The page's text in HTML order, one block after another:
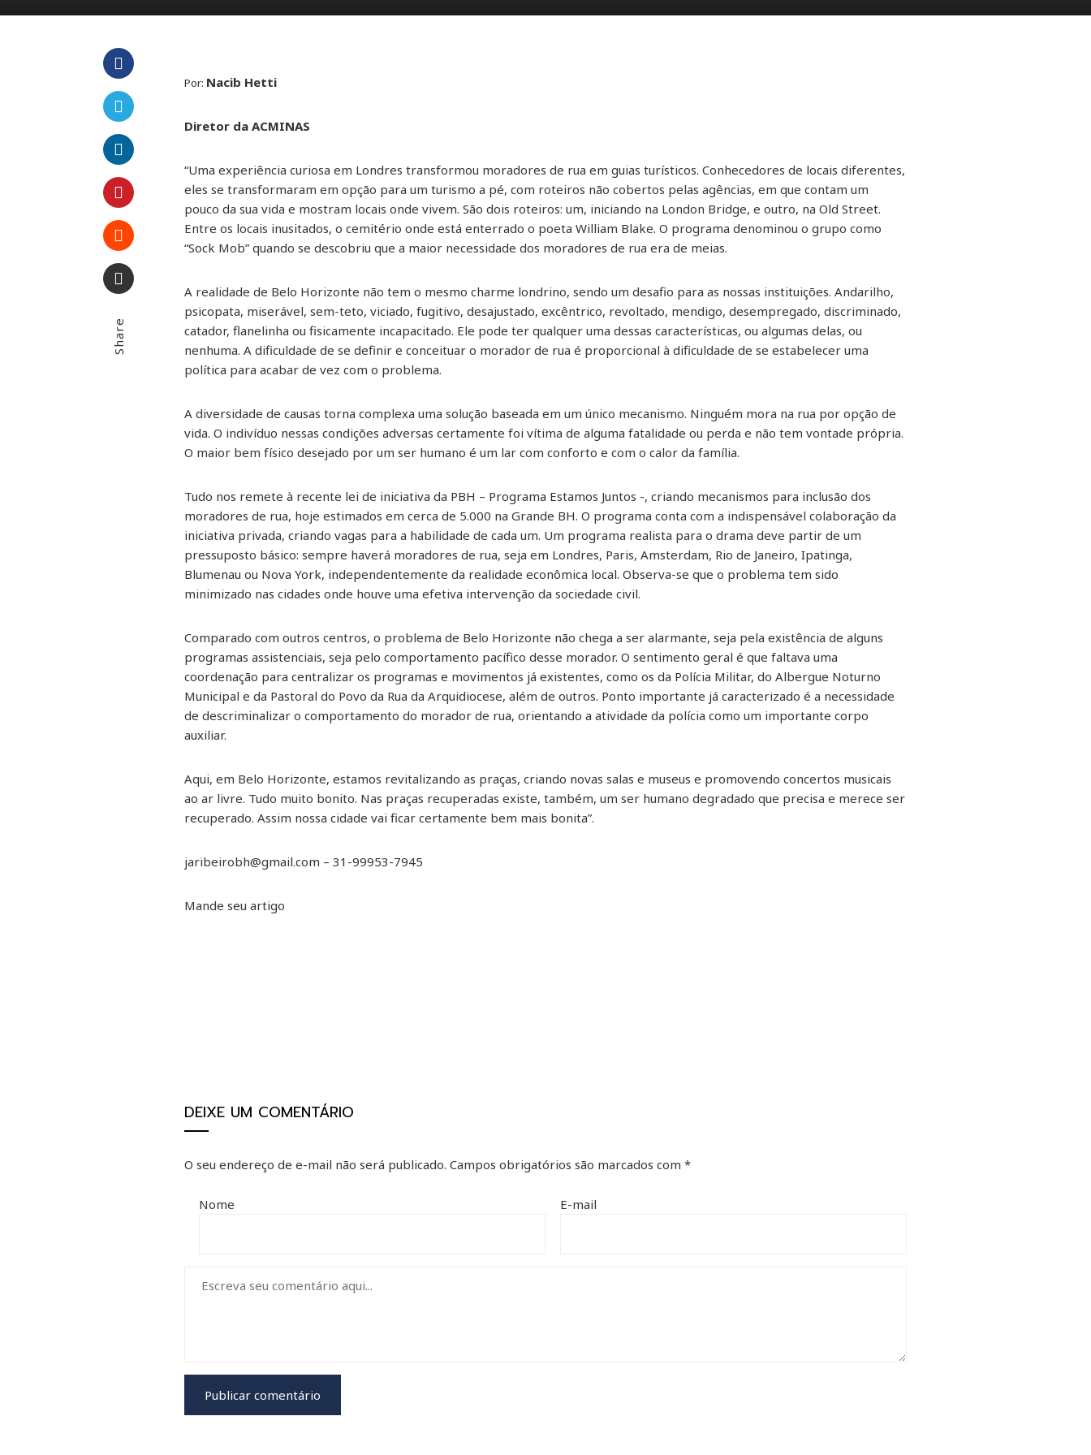
Facebook
Twitter
LinkedIn
Pinterest
Stumbleupon
Share
Por: Nacib Hetti
Diretor da ACMINAS
“Uma experiência curiosa em Londres transformou moradores de rua em guias turísticos. Conhecedores de locais diferentes,
eles se transformaram em opção para um turismo a pé, com roteiros não cobertos pelas agências, em que contam um
pouco da sua vida e mostram locais onde vivem. São dois roteiros: um, iniciando na London Bridge, e outro, na Old Street.
Entre os locais inusitados, o cemitério onde está enterrado o poeta William Blake. O programa denominou o grupo como
“Sock Mob” quando se descobriu que a maior necessidade dos moradores de rua era de meias.
A realidade de Belo Horizonte não tem o mesmo charme londrino, sendo um desafio para as nossas instituições. Andarilho,
psicopata, miserável, sem-teto, viciado, fugitivo, desajustado, excêntrico, revoltado, mendigo, desempregado, discriminado,
catador, flanelinha ou fisicamente incapacitado. Ele pode ter qualquer uma dessas características, ou algumas delas, ou
nenhuma. A dificuldade de se definir e conceituar o morador de rua é proporcional à dificuldade de se estabelecer uma
política para acabar de vez com o problema.
A diversidade de causas torna complexa uma solução baseada em um único mecanismo. Ninguém mora na rua por opção de
vida. O indivíduo nessas condições adversas certamente foi vítima de alguma fatalidade ou perda e não tem vontade própria.
O maior bem físico desejado por um ser humano é um lar com conforto e com o calor da família.
Tudo nos remete à recente lei de iniciativa da PBH – Programa Estamos Juntos -, criando mecanismos para inclusão dos
moradores de rua, hoje estimados em cerca de 5.000 na Grande BH. O programa conta com a indispensável colaboração da
iniciativa privada, criando vagas para a habilidade de cada um. Um programa realista para o drama deve partir de um
pressuposto básico: sempre haverá moradores de rua, seja em Londres, Paris, Amsterdam, Rio de Janeiro, Ipatinga,
Blumenau ou Nova York, independentemente da realidade econômica local. Observa-se que o problema tem sido
minimizado nas cidades onde houve uma efetiva intervenção da sociedade civil.
Comparado com outros centros, o problema de Belo Horizonte não chega a ser alarmante, seja pela existência de alguns
programas assistenciais, seja pelo comportamento pacífico desse morador. O sentimento geral é que faltava uma
coordenação para centralizar os programas e movimentos já existentes, como os da Polícia Militar, do Albergue Noturno
Municipal e da Pastoral do Povo da Rua da Arquidiocese, além de outros. Ponto importante já caracterizado é a necessidade
de descriminalizar o comportamento do morador de rua, orientando a atividade da polícia como um importante corpo
auxiliar.
Aqui, em Belo Horizonte, estamos revitalizando as praças, criando novas salas e museus e promovendo concertos musicais
ao ar livre. Tudo muito bonito. Nas praças recuperadas existe, também, um ser humano degradado que precisa e merece ser
recuperado. Assim nossa cidade vai ficar certamente bem mais bonita”.
jaribeirobh@gmail.com – 31-99953-7945
Mande seu artigo
DEIXE UM COMENTÁRIO
O seu endereço de e-mail não será publicado. Campos obrigatórios são marcados com*
Nome E-mail